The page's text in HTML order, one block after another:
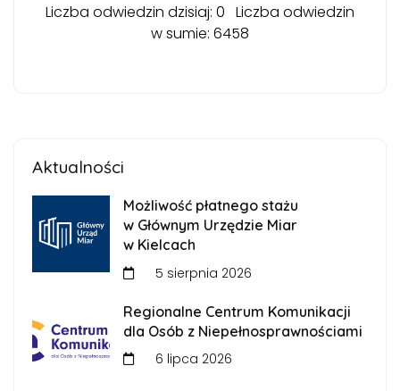
Liczba odwiedzin dzisiaj: 0 Liczba odwiedzin
w sumie: 6458
Aktualności
Możliwość płatnego stażu
w Głównym Urzędzie Miar
w Kielcach
5 sierpnia 2026
Regionalne Centrum Komunikacji
dla Osób z Niepełnosprawnościami
6 lipca 2026